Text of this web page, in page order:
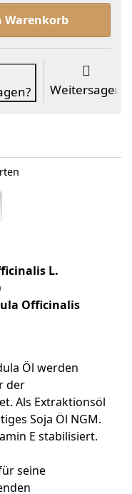
ab 4,80 €, Menge 1.
Warenkorb
Weitersagen
L.
Officinalis
Öl werden
der
Als Extraktionsöl
Soja Öl NGM.
E stabilisiert.
seine